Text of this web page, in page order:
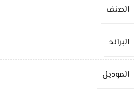
الصنف
البراند
الموديل